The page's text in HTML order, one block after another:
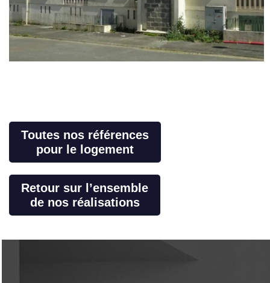
Toutes nos références
pour le logement
Retour sur l’ensemble
de nos réalisations